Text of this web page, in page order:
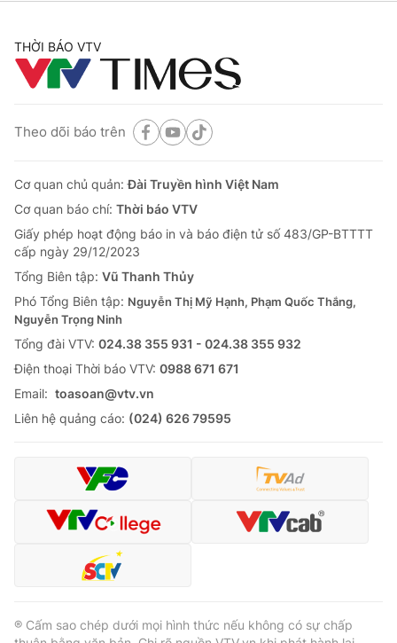
THỜI BÁO VTV
Theo dõi báo trên
Cơ quan chủ quản:Đài Truyền hình Việt Nam
Cơ quan báo chí: Thời báo VTV
Giấy phép hoạt động báo in và báo điện tử số 483/GP-BTTTT
cấp ngày 29/12/2023
Tổng Biên tập: Vũ Thanh Thủy
Phó Tổng Biên tập: Nguyễn Thị Mỹ Hạnh, Phạm Quốc Thắng,
Nguyễn Trọng Ninh
Tổng đài VTV: 024.38 355 931 - 024.38 355 932
Ðiện thoại Thời báo VTV: 0988 671 671
Email: toasoan@vtv.vn
Liên hệ quảng cáo: (024) 626 79595
® Cấm sao chép dưới mọi hình thức nếu không có sự chấp